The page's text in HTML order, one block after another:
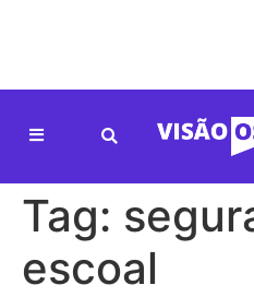
Tag:
escoal